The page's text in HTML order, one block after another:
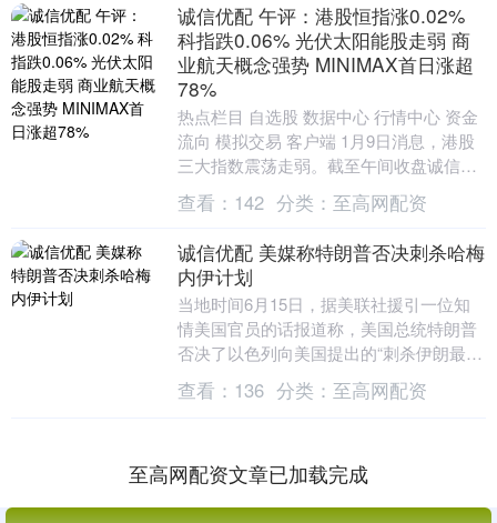
诚信优配 午评：港股恒指涨0.02%
科指跌0.06% 光伏太阳能股走弱 商
业航天概念强势 MINIMAX首日涨超
78%
热点栏目 自选股 数据中心 行情中心 资金
流向 模拟交易 客户端 1月9日消息，港股
三大指数震荡走弱。截至午间收盘诚信优
配诚信优配，恒生指数涨0.02%，报26....
查看： 142 分类： 至高网配资
诚信优配 美媒称特朗普否决刺杀哈梅
内伊计划
当地时间6月15日，据美联社援引一位知
情美国官员的话报道称，美国总统特朗普
否决了以色列向美国提出的“刺杀伊朗最高
领袖哈梅内伊”的计划。据这名知情官员透
露，特朗普....
查看： 136 分类： 至高网配资
至高网配资文章已加载完成